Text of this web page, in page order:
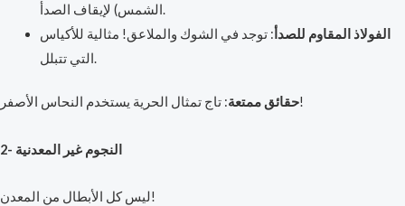
الشمس) لإيقاف الصدأ.
الفولاذ المقاوم للصدأ: توجد في الشوك والملاعق! مثالية للأكياس
التي تتبلل.
حقائق ممتعة: تاج تمثال الحرية يستخدم النحاس الأصفر!
2- النجوم غير المعدنية
ليس كل الأبطال من المعدن!